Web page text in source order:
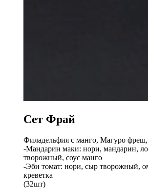
Сет Фрай
Филадельфия с манго, Магуро фреш,
-Мандарин маки: нори, мандарин,
творожный, соус манго
-Эби томат: нори, сыр творожный,
креветка
(32шт)